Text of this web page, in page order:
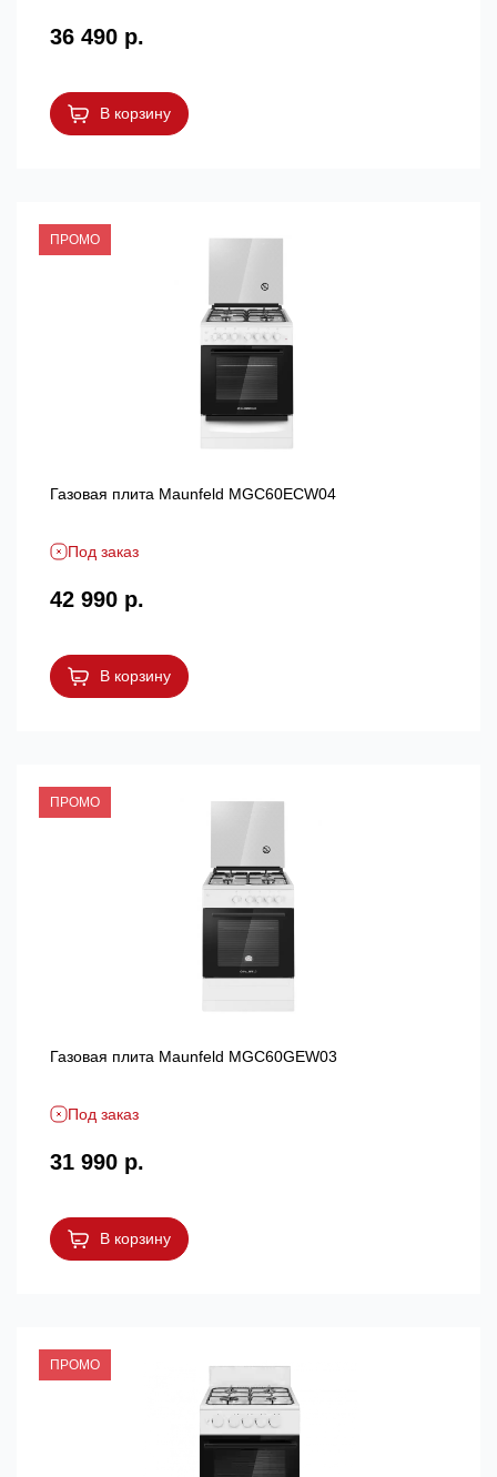
36 490 р.
В корзину
ПРОМО
Газовая плита Maunfeld MGC60ECW04
Под заказ
42 990 р.
В корзину
ПРОМО
Газовая плита Maunfeld MGC60GEW03
Под заказ
31 990 р.
В корзину
ПРОМО